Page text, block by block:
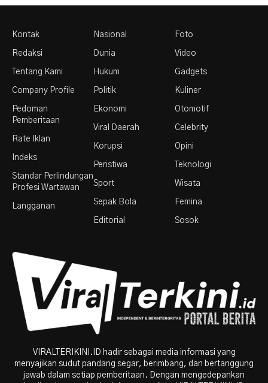
Kontak
Redaksi
Tentang Kami
Company Profile
Pedoman
Pemberitaan
Rate Iklan
Indeks
Standar Perlindungan
Profesi Wartawan
Langganan
Nasional
Dunia
Hukum
Politik
Ekonomi
Viral Daerah
Korupsi
Peristiwa
Sport
Sepak Bola
Editorial
Foto
Video
Gadgets
Kuliner
Otomotif
Celebrity
Opini
Teknologi
Wisata
Femina
Sosok
VIRALTERIKINI.ID hadir sebagai media informasi yang
menyajikan sudut pandang segar, berimbang, dan bertanggung
jawab dalam setiap pemberitaan. Dengan mengedepankan